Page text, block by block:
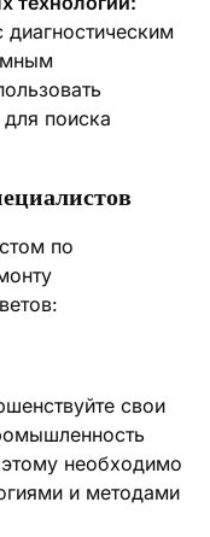
диагностическим
поиска
по
свои
необходимо
и методами